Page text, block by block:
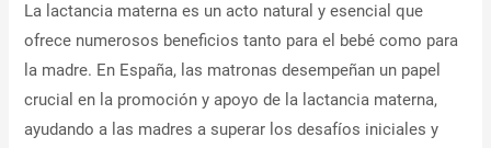
La lactancia materna es un acto natural y esencial que
ofrece numerosos beneficios tanto para el bebé como para
la madre. En España, las matronas desempeñan un papel
crucial en la promoción y apoyo de la lactancia materna,
ayudando a las madres a superar los desafíos iniciales y